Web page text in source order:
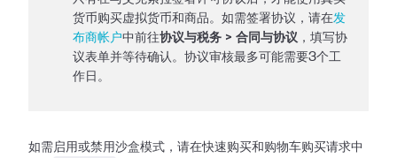
货币购买虚拟货币和商品。如需签署协议，请在发
布商帐户中前往协议与税务 > 合同与协议 ，填写协
议表单并等待确认。协议审核最多可能需要3个工
作日。
如需启用或禁用沙盒模式，请在快速购买和购物车购买请求中